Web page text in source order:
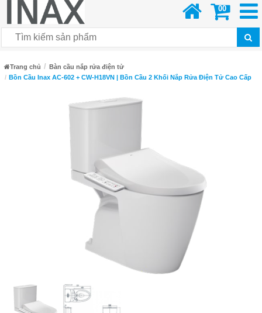
00
Trang chủ
Bàn cầu nắp rửa điện tử
Bồn Cầu Inax AC-602 + CW-H18VN | Bồn Cầu 2 Khối Nắp Rửa Điện Tử Cao Cấp